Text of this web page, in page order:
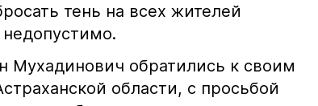
тень на всех жителей
обратились к своим
области, с просьбой